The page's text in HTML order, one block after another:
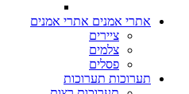
אתרי אמנים אתרי אמנים
ציירים
צלמים
פסלים
תערוכות תערוכות